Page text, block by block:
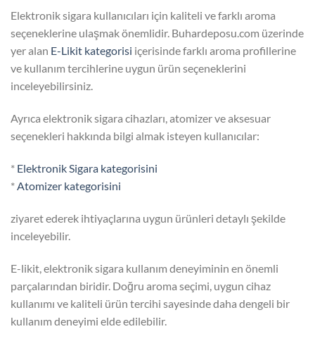
Elektronik sigara kullanıcıları için kaliteli ve farklı aroma
seçeneklerine ulaşmak önemlidir. Buhardeposu.com üzerinde
yer alan E-Likit kategorisi içerisinde farklı aroma profillerine
ve kullanım tercihlerine uygun ürün seçeneklerini
inceleyebilirsiniz.
Ayrıca elektronik sigara cihazları, atomizer ve aksesuar
seçenekleri hakkında bilgi almak isteyen kullanıcılar:
* Elektronik Sigara kategorisini
*Atomizer kategorisini
ziyaret ederek ihtiyaçlarına uygun ürünleri detaylı şekilde
inceleyebilir.
E-likit, elektronik sigara kullanım deneyiminin en önemli
parçalarından biridir. Doğru aroma seçimi, uygun cihaz
kullanımı ve kaliteli ürün tercihi sayesinde daha dengeli bir
kullanım deneyimi elde edilebilir.